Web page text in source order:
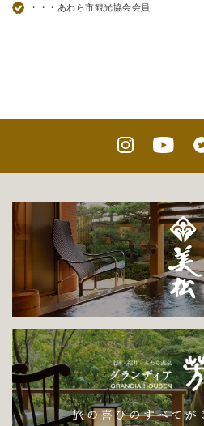
・・・あわら市観光協会会員